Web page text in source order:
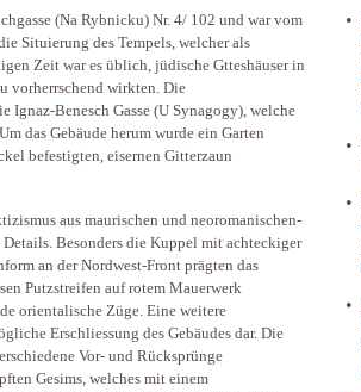
(Na Rybnicku) Nr. 4/ 102 und war vom
Situierung des Tempels, welcher als
Zeit war es üblich, jüdische Gtteshäuser in
vorherrschend wirkten. Die
Ignaz-Benesch Gasse (U Synagogy), welche
das Gebäude herum wurde ein Garten
befestigten, eisernen Gitterzaun
aus maurischen und neoromanischen-
Besonders die Kuppel mit achteckiger
an der Nordwest-Front prägten das
Putzstreifen auf rotem Mauerwerk
orientalische Züge. Eine weitere
Erschliessung des Gebäudes dar. Die
Vor- und Rücksprünge
Gesims, welches mit einem